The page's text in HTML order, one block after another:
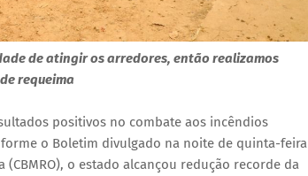
de atingir os arredores, então realizamos
requeima
positivos no combate aos incêndios
o Boletim divulgado na noite de quinta-feira
o estado alcançou redução recorde da